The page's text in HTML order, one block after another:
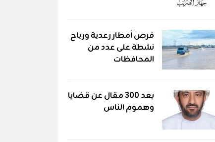
فرص أمطار رعدية ورياح
نشطة على عدد من
المحافظات
بعد 300 مقال عن قضايا
وهموم الناس